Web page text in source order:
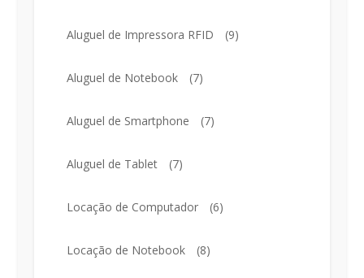
Aluguel de Impressora RFID (9)
Aluguel de Notebook (7)
Aluguel de Smartphone (7)
Aluguel de Tablet (7)
Locação de Computador (6)
Locação de Notebook (8)